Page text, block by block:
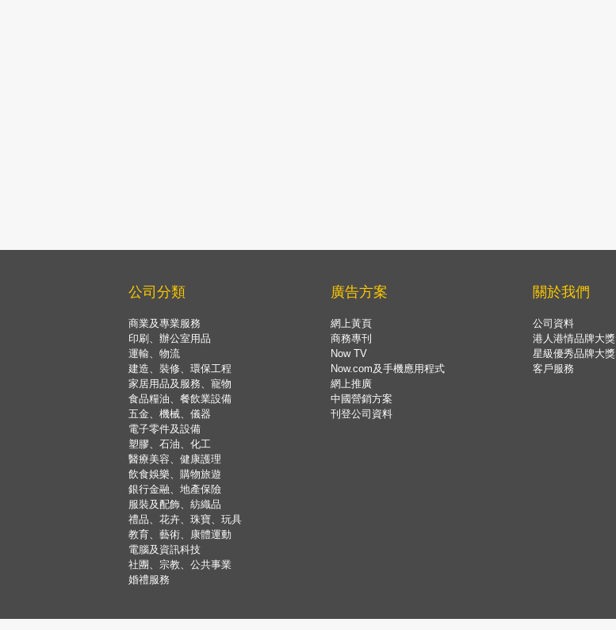
公司分類
商業及專業服務
印刷、辦公室用品
運輸、物流
建造、裝修、環保工程
家居用品及服務、寵物
食品糧油、餐飲業設備
五金、機械、儀器
電子零件及設備
塑膠、石油、化工
醫療美容、健康護理
飲食娛樂、購物旅遊
銀行金融、地產保險
服裝及配飾、紡織品
禮品、花卉、珠寶、玩具
教育、藝術、康體運動
電腦及資訊科技
社團、宗教、公共事業
婚禮服務
廣告方案
網上黃頁
商務專刊
Now TV
Now.com及手機應用程式
網上推廣
中國營銷方案
刊登公司資料
關於我們
公司資料
港人港情品牌大獎
星級優秀品牌大獎
客戶服務